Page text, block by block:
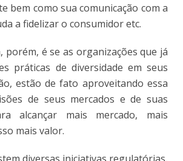
bem como sua comunicação com a
a fidelizar o consumidor etc.
porém, é se as organizações que já
práticas de diversidade em seus
estão de fato aproveitando essa
de seus mercados e de suas
alcançar mais mercado, mais
mais valor.